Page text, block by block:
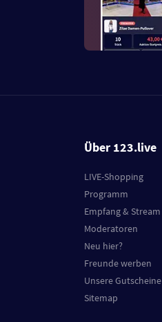
Über 123.live
LIVE-Shopping
Programm
Empfang & Stream
Moderatoren
Neu hier?
Freunde werben
Unsere Gutscheine
Sitemap